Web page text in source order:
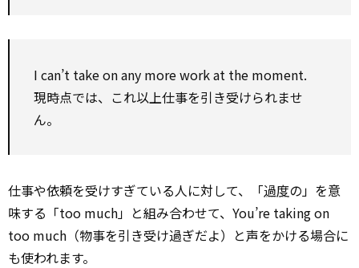
I can’t take on any more work at the moment.
現時点では、これ以上仕事を引き受けられませ
ん。
仕事や依頼を受けすぎている人に対して、「過度の」を意
味する「too much」と組み合わせて、You’re taking on
too much（物事を引き受け過ぎだよ）と声をかける場合に
も使われます。